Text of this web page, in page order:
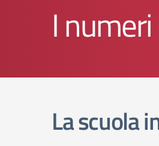
I
La scuola